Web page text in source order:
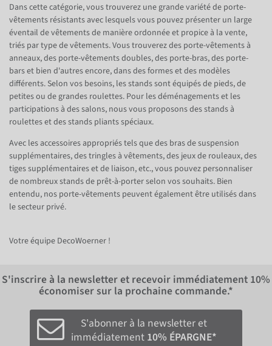
Dans cette catégorie, vous trouverez une grande variété de porte-
vêtements résistants avec lesquels vous pouvez présenter un large
éventail de vêtements de manière ordonnée et propice à la vente,
triés par type de vêtements. Vous trouverez des porte-vêtements à
anneaux, des porte-vêtements doubles, des porte-bras, des porte-
bars et bien d'autres encore, dans des formes et des modèles
différents. Selon vos besoins, les stands sont équipés de pieds, de
petites ou de grandes roulettes. Pour les déménagements et les
participations à des salons, nous vous proposons des stands à
roulettes et des stands pliants spéciaux.
Avec les accessoires appropriés tels que des bras de suspension
supplémentaires, des tringles à vêtements, des jeux de rouleaux, des
tiges supplémentaires et de liaison, etc., vous pouvez personnaliser
de nombreux stands de prêt-à-porter selon vos souhaits. Bien
entendu, nos porte-vêtements peuvent également être utilisés dans
le secteur privé.
Votre équipe DecoWoerner !
S'inscrire à la newsletter et recevoir immédiatement 10%
économiser sur la prochaine commande.*
S'abonner à la newsletter et
immédiatement 10% ÉPARGNE*